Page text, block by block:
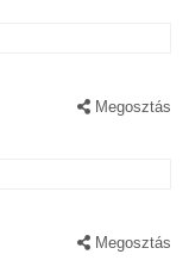
Megosztás
Megosztás